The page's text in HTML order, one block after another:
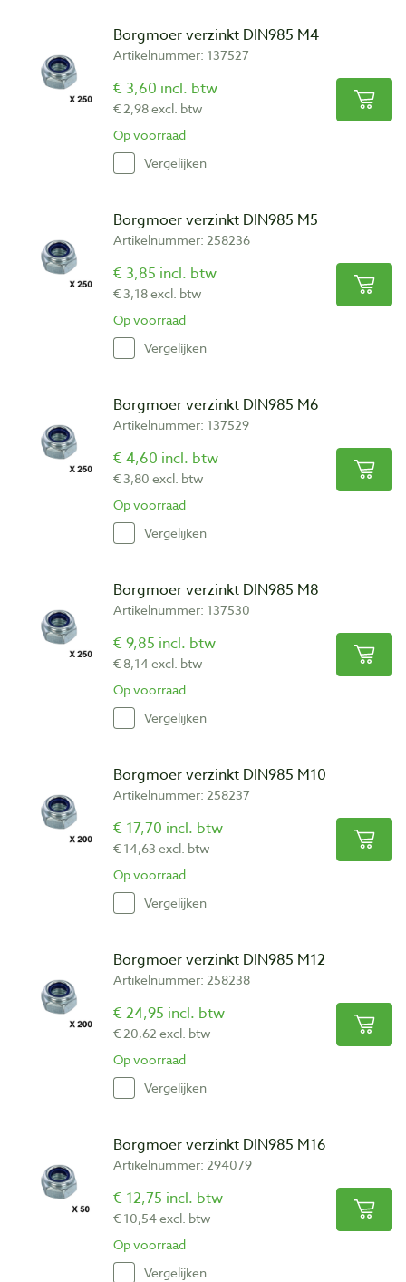
Borgmoer verzinkt DIN985 M4
Artikelnummer: 137527
€ 3,60 incl. btw
€ 2,98 excl. btw
Op voorraad
Vergelijken
Borgmoer verzinkt DIN985 M5
Artikelnummer: 258236
€ 3,85 incl. btw
€ 3,18 excl. btw
Op voorraad
Vergelijken
Borgmoer verzinkt DIN985 M6
Artikelnummer: 137529
€ 4,60 incl. btw
€ 3,80 excl. btw
Op voorraad
Vergelijken
Borgmoer verzinkt DIN985 M8
Artikelnummer: 137530
€ 9,85 incl. btw
€ 8,14 excl. btw
Op voorraad
Vergelijken
Borgmoer verzinkt DIN985 M10
Artikelnummer: 258237
€ 17,70 incl. btw
€ 14,63 excl. btw
Op voorraad
Vergelijken
Borgmoer verzinkt DIN985 M12
Artikelnummer: 258238
€ 24,95 incl. btw
€ 20,62 excl. btw
Op voorraad
Vergelijken
Borgmoer verzinkt DIN985 M16
Artikelnummer: 294079
€ 12,75 incl. btw
€ 10,54 excl. btw
Op voorraad
Vergelijken